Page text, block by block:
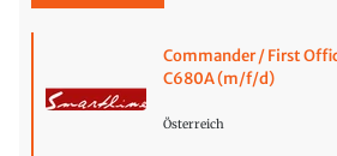
Commander / First
C680A (m/f/d)
Österreich